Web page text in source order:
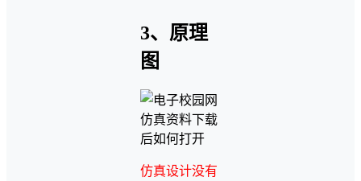
3、原理
图
仿真设计没有